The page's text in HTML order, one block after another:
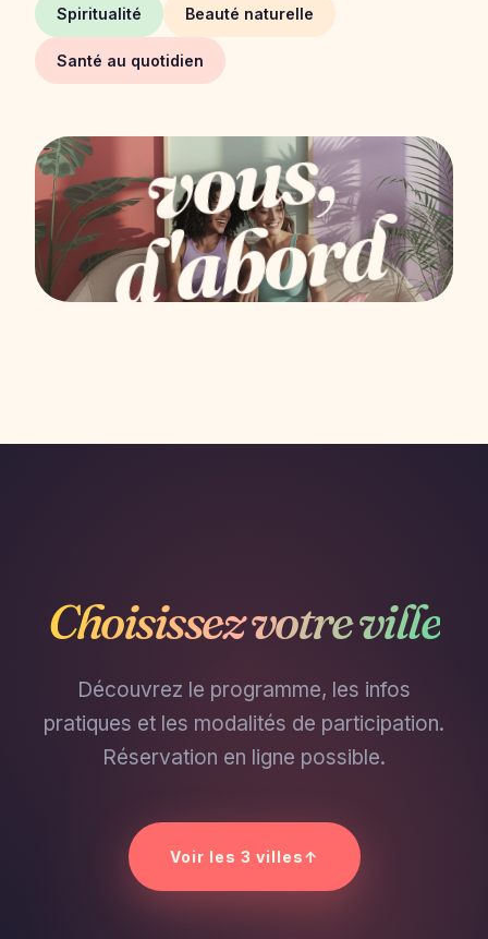
Spiritualité Beauté naturelle
Santé au quotidien
vous,
d'abord
Choisissez votre ville
Découvrez le programme, les infos
pratiques et les modalités de participation.
Réservation en ligne possible.
Voir les 3 villes↑